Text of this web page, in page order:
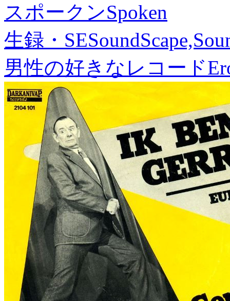
スポークンSpoken
生録・SE
男性の好きなレコード